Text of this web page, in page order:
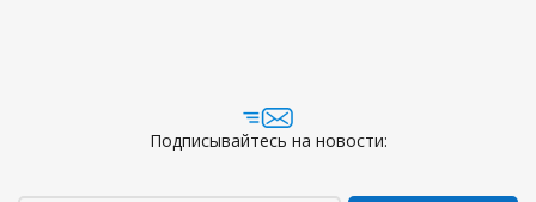
Подписывайтесь на новости: